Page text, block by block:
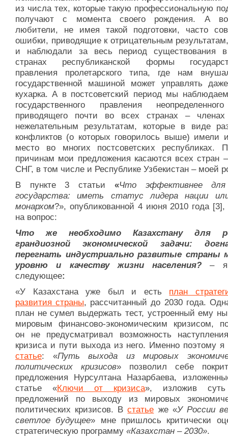
из числа тех, которые такую профессиональную
получают с момента своего рождения. А
любители, не имея такой подготовки, часто
ошибки, приводящие к отрицательным
и наблюдали за весь период существования
странах республиканской формы
правления пролетарского типа, где нам
государственной машиной может управлять
кухарка. А в постсоветский период мы
государственного правления
приводящего почти во всех странах –
нежелательным результатам, которые в виде
конфликтов (о которых говорилось выше) имели
место во многих постсоветских республиках.
причинам мои предложения касаются всех стран
СНГ, в том числе и Республике Узбекистан – моей
В пункте 3 статьи «Что эффективнее
государства: иметь статус лидера нации
монархом?», опубликованной 4 июня 2010 года [3],
на вопрос:
Что же необходимо Казахстану для
грандиозной экономической задачи:
перегнать индустриально развитые страны
уровню и качеству жизни населения? – я
следующее:
«У Казахстана уже был и есть план
развития страны, рассчитанный до 2030 года.
план не сумел выдержать тест, устроенный ему
мировым финансово-экономическим кризисом,
он не предусматривал возможность
кризиса и пути выхода из него. Именно поэтому я
статье: «Путь выхода из мировых
политических кризисов» позволил себе
предложения Нурсултана Назарбаева,
статье «Ключи от кризиса», изложив
предложений по выходу из мировых
политических кризисов. Встатье же «У России
светлое будущее» мне пришлось критически
стратегическую программу «Казахстан – 2030».